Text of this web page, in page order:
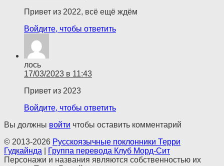
Привет из 2022, всё ещё ждём
Войдите, чтобы ответить
лось
17/03/2023 в 11:43
Привет из 2023
Войдите, чтобы ответить
Вы должны войти чтобы оставить комментарий
© 2013-2026 Русскоязычные поклонники Терри
Гудкайнда
Группа перевода Клуб Морд-Сит
Персонажи и названия являются собственностью их